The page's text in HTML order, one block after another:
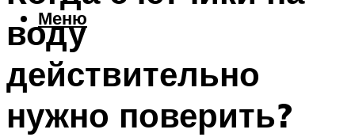
Меню
воду
действительно
нужно поверить?